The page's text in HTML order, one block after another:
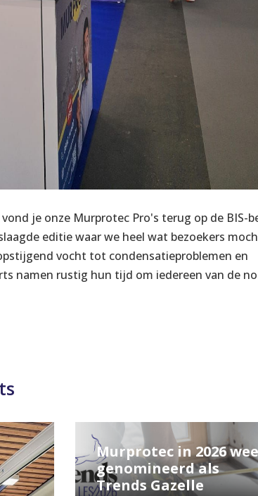
je onze Murprotec Pro's terug op de BIS-
editie waar we heel wat bezoekers
vocht tot condensatieproblemen en
namen rustig hun tijd om iedereen van de
Murprotec in 2026
genomineerd als
Trends Gazelle